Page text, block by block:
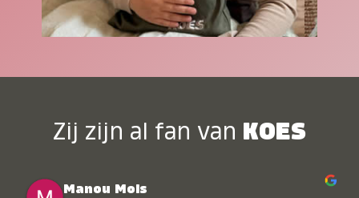
Zij zijn al fan van KOES
Manou Mols